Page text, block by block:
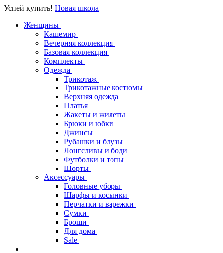
Успей купить! Новая школа
Женщины
Кашемир
Вечерняя коллекция
Базовая коллекция
Комплекты
Одежда
Трикотаж
Трикотажные костюмы
Верхняя одежда
Платья
Жакеты и жилеты
Брюки и юбки
Джинсы
Рубашки и блузы
Лонгсливы и боди
Футболки и топы
Шорты
Аксессуары
Головные уборы
Шарфы и косынки
Перчатки и варежки
Сумки
Броши
Для дома
Sale